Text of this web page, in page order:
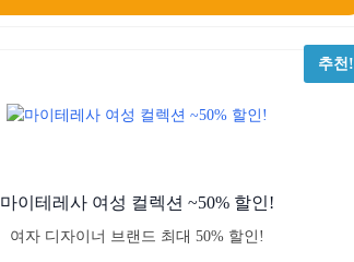
추천!
마이테레사 여성 컬렉션 ~50% 할인!
여자 디자이너 브랜드 최대 50% 할인!